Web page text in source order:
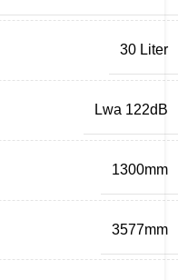
30 Liter
Lwa 122dB
1300mm
3577mm